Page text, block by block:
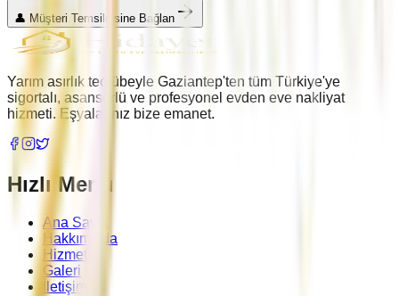
👤 Müşteri Temsilcisine Bağlan
Yarım asırlık tecrübeyle Gaziantep'ten tüm Türkiye'ye
sigortalı, asansörlü ve profesyonel evden eve nakliyat
hizmeti. Eşyalarınız bize emanet.
Hızlı Menü
Ana Sayfa
Hakkımızda
Hizmetler
Galeri
İletişim